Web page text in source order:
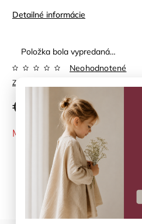
Detailné informácie
Položka bola vypredaná…
Značka:
Neohodnotené
€2,90
MOMENTÁLNE NEDOSTUPNÉ
Opýtať sa